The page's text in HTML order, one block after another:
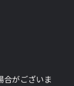
合がございま